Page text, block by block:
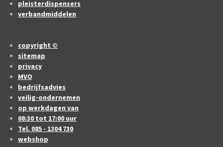
pleisterdispensers
verbandmiddelen
copyright ©
sitemap
privacy
MVO
bedrijfsadvies
veilig-ondernemen
op werkdagen van
08:30 tot 17:00 uur
Tel. 085 - 1304 730
webshop